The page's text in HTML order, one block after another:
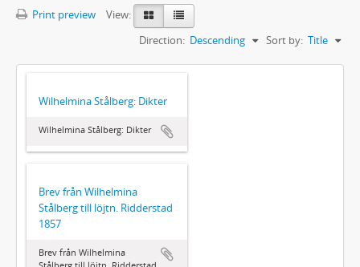
Print preview
View:
Sort by: Title
Direction: Descending
Wilhelmina Stålberg: Dikter
Wilhelmina Stålberg: Dikter
Brev från Wilhelmina
Stålberg till löjtn. Ridderstad
1857
Brev från Wilhelmina